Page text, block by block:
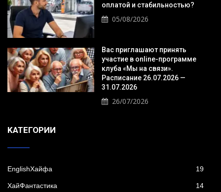
оплатой и стабильностью?
05/08/2026
Вас приглашают принять
участие в online-программе
клуба «Мы на связи».
Расписание 26.07.2026 —
31.07.2026
26/07/2026
KАТЕГОРИИ
EnglishХайфа 19
XайФантастика 14